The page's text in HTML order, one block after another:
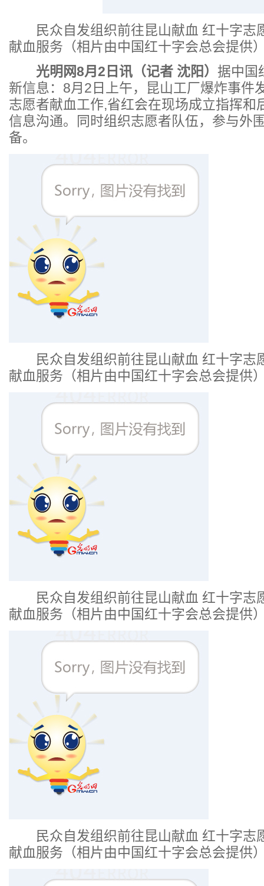
民众自发组织前往昆山献血 红十字志
献血服务（相片由中国红十字会总会提供
光明网8月2日讯（记者 沈阳） 据中国
新信息：8月2日上午，昆山工厂爆炸事件
志愿者献血工作,省红会在现场成立指挥和
信息沟通。同时组织志愿者队伍，参与外
备。
民众自发组织前往昆山献血 红十字志
献血服务（相片由中国红十字会总会提供
民众自发组织前往昆山献血 红十字志
献血服务（相片由中国红十字会总会提供
民众自发组织前往昆山献血 红十字志
献血服务（相片由中国红十字会总会提供